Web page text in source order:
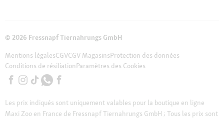
© 2026 Fressnapf Tiernahrungs GmbH
Mentions légalesCGVCGV MagasinsProtection des données
Conditions de résiliationParamètres des Cookies
Les prix indiqués sont uniquement valables pour la boutique en ligne
Maxi Zoo en France de Fressnapf Tiernahrungs GmbH ; Tous les prix sont